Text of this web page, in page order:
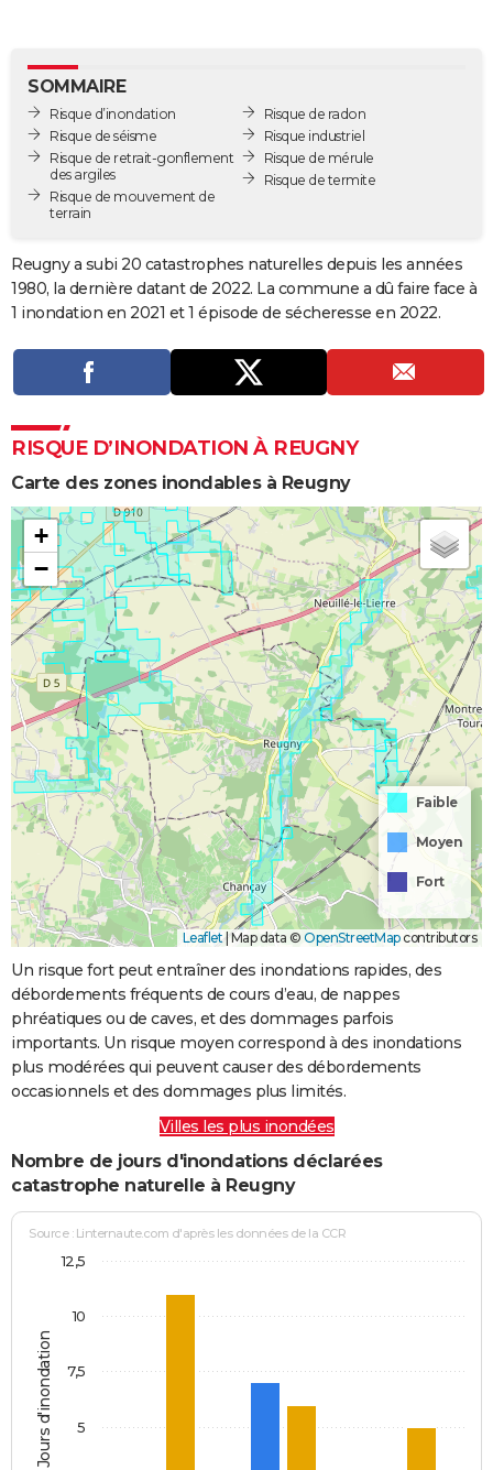
GUIDES D'ACHAT
BONS PLANS
CARTE DE VOEUX
Carte de Noël
Carte Bonne année
Carte Saint-Valentin
Carte Pâques
Carte d'anniversaire
DICTIONNAIRE
COPAINS D'AVANT
Bricolage
Lifestyle
Culture
Sport
Auto
Television
Voyage
Cinema
SOMMAIRE
Risque d’inondation
Risque de séisme
Risque de retrait-gonflement
des argiles
Risque de mouvement de
terrain
Risque de radon
Risque industriel
Risque de mérule
Risque de termite
Reugny a subi 20 catastrophes naturelles depuis les années
1980, la dernière datant de 2022. La commune a dû faire face à
1 inondation en 2021 et 1 épisode de sécheresse en 2022.
RISQUE D’INONDATION À REUGNY
Carte des zones inondables à Reugny
+
−
Faible
Moyen
Fort
Leaflet|Map data © OpenStreetMapcontributors
Un risque fort peut entraîner des inondations rapides, des
débordements fréquents de cours d’eau, de nappes
phréatiques ou de caves, et des dommages parfois
importants. Un risque moyen correspond à des inondations
plus modérées qui peuvent causer des débordements
occasionnels et des dommages plus limités.
Villes les plus inondées
Nombre de jours d'inondations déclarées
catastrophe naturelle à Reugny
Jours d'inondation
Source : Linternaute.com d'après les données de la CCR
5
7,5
10
12,5